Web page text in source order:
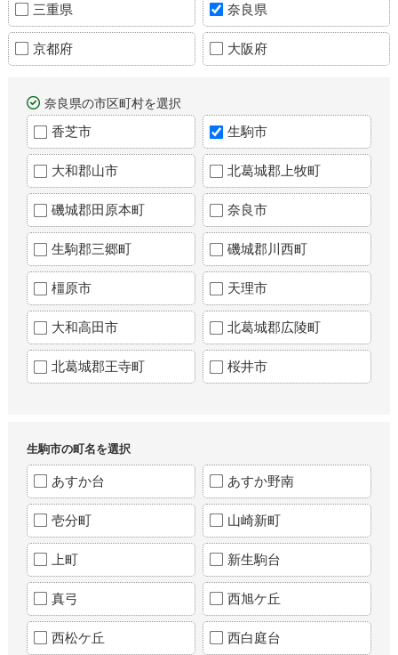
三重県 奈良県
京都府 大阪府
奈良県の市区町村を選択
香芝市 生駒市
大和郡山市 北葛城郡上牧町
磯城郡田原本町 奈良市
生駒郡三郷町 磯城郡川西町
橿原市 天理市
大和高田市 北葛城郡広陵町
北葛城郡王寺町 桜井市
生駒市の町名を選択
あすか台 あすか野南
壱分町 山崎新町
上町 新生駒台
真弓 西旭ケ丘
西松ケ丘 西白庭台